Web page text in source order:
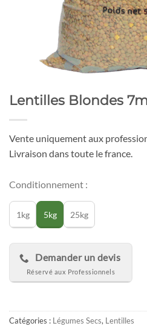
Lentilles Blondes
Vente uniquement aux
Livraison dans toute le france.
Conditionnement :
1kg 5kg 25kg
Demander un devis
Catégories : Légumes Secs, Lentilles